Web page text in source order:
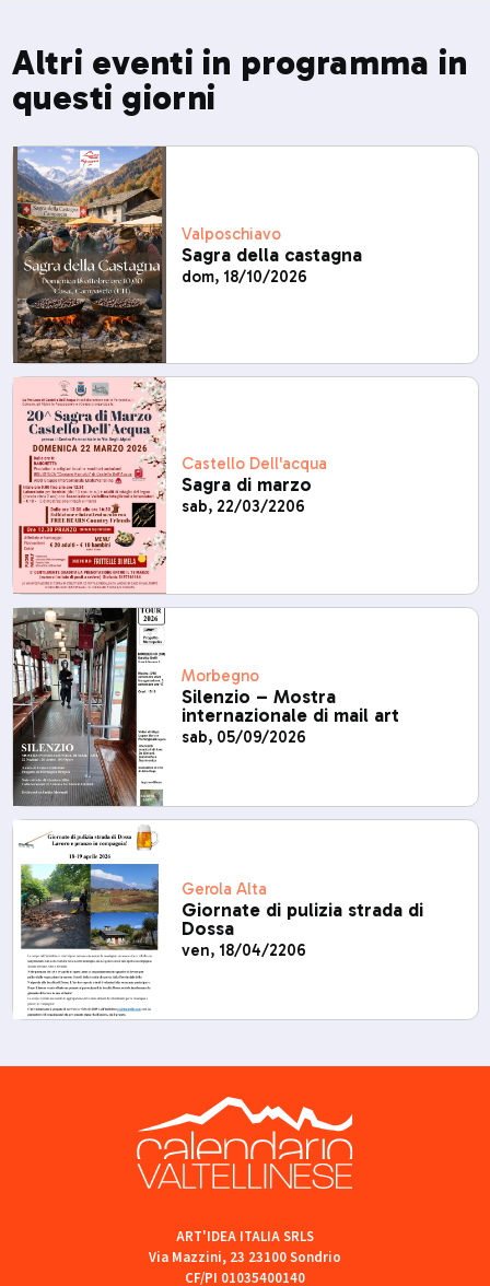
Altri eventi in programma in
questi giorni
Valposchiavo
Sagra della castagna
dom, 18/10/2026
Castello Dell'acqua
Sagra di marzo
sab, 22/03/2206
Morbegno
Silenzio – Mostra
internazionale di mail art
sab, 05/09/2026
Gerola Alta
Giornate di pulizia strada di
Dossa
ven, 18/04/2206
ART'IDEA ITALIA SRLS
Via Mazzini, 23 23100 Sondrio
CF/PI 01035400140